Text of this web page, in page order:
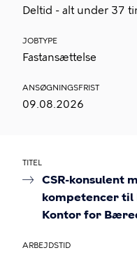
Deltid - alt under 37
JOBTYPE
Fastansættelse
ANSØGNINGSFRIST
09.08.2026
TITEL
CSR-konsulent
kompetencer til
Kontor for
ARBEJDSTID